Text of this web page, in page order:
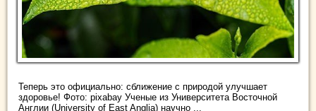
Теперь это официально: сближение с природой улучшает
здоровье! Фото: pixabay Ученые из Университета Восточной
Англии (University of East Anglia) научно ...